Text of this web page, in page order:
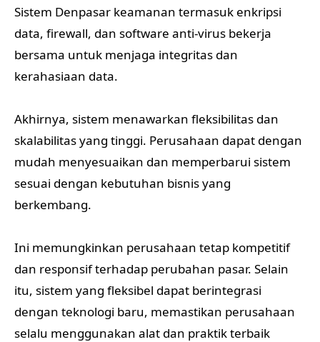
Sistem Denpasar keamanan termasuk enkripsi
data, firewall, dan software anti-virus bekerja
bersama untuk menjaga integritas dan
kerahasiaan data.
Akhirnya, sistem menawarkan fleksibilitas dan
skalabilitas yang tinggi. Perusahaan dapat dengan
mudah menyesuaikan dan memperbarui sistem
sesuai dengan kebutuhan bisnis yang
berkembang.
Ini memungkinkan perusahaan tetap kompetitif
dan responsif terhadap perubahan pasar. Selain
itu, sistem yang fleksibel dapat berintegrasi
dengan teknologi baru, memastikan perusahaan
selalu menggunakan alat dan praktik terbaik